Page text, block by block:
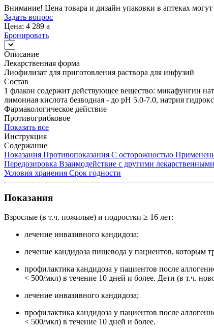
Внимание! Цена товара и дизайн упаковки в аптеках могут
Задать вопрос
Цена: 4 289 a
Бронировать
Описание
Лекарственная форма
Лиофилизат для приготовления раствора для инфузий
Состав
1 флакон содержит действующее вещество: микафунгин
лимонная кислота безводная - до рН 5.0-7.0, натрия
Фармакологическое действие
Противогрибковое
Показать все
Инструкция
Содержание
Показания Противопоказания С осторожностью
Передозировка Взаимодействие с другими
Условия хранения Срок годности
Показания
Взрослые (в т.ч. пожилые) и подростки ≥ 16 лет:
лечение инвазивного кандидоза;
лечение кандидоза пищевода у пациентов, которым
профилактика кандидоза у пациентов после
< 500/мкл) в течение 10 дней и более. Дети (в т.ч.
лечение инвазивного кандидоза;
профилактика кандидоза у пациентов после
< 500/мкл) в течение 10 дней и более.